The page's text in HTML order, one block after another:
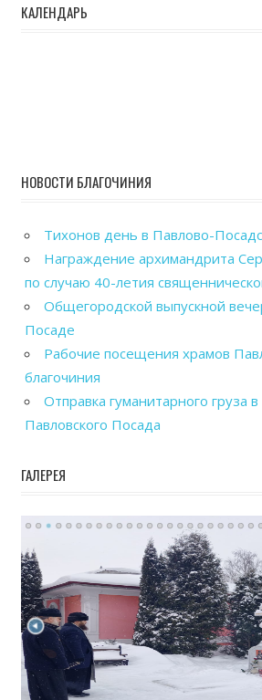
КАЛЕНДАРЬ
НОВОСТИ БЛАГОЧИНИЯ
Тихонов день в Павлово-
Награждение архимандрита
по случаю 40-летия
Общегородской выпускной
Посаде
Рабочие посещения храмов
благочиния
Отправка гуманитарного груза
Павловского Посада
ГАЛЕРЕЯ